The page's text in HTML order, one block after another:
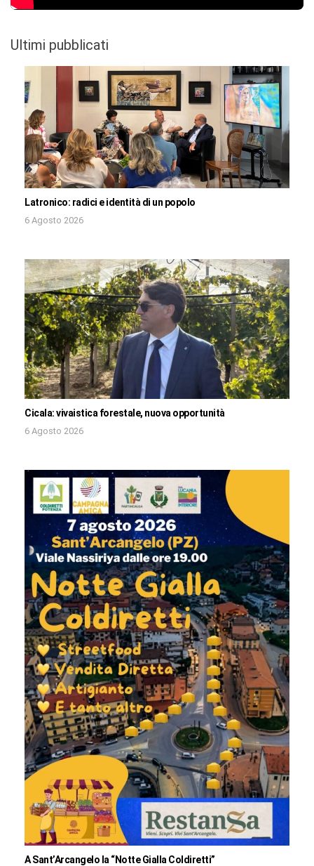
Ultimi pubblicati
Latronico: radici e identità di un popolo
6 Agosto 2026
Cicala: vivaistica forestale, nuova opportunità
6 Agosto 2026
A Sant’Arcangelo la “Notte Gialla Coldiretti”